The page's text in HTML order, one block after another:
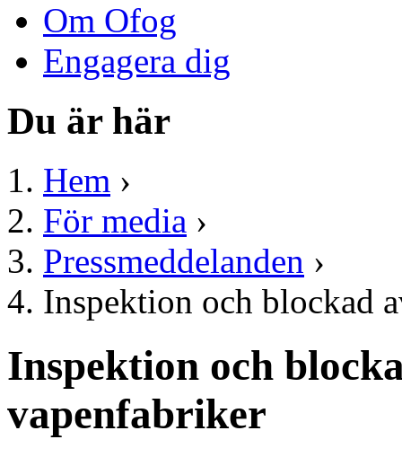
Om Ofog
Engagera dig
Du är här
Hem ›
För media ›
Pressmeddelanden ›
Inspektion och blockad
Inspektion och
vapenfabriker